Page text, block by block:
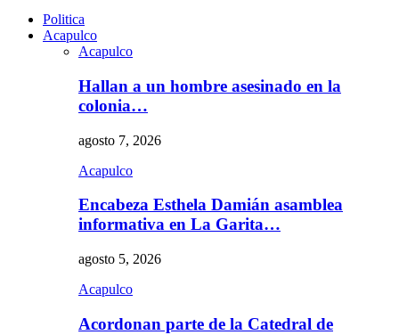
Politica
Acapulco
Acapulco
Hallan a un hombre asesinado en la
colonia…
agosto 7, 2026
Acapulco
Encabeza Esthela Damián asamblea
informativa en La Garita…
agosto 5, 2026
Acapulco
Acordonan parte de la Catedral de